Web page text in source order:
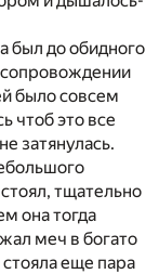
был до обидного
было совсем
чтоб это все
затянулась.
тщательно
она тогда
меч в богато
еще пара